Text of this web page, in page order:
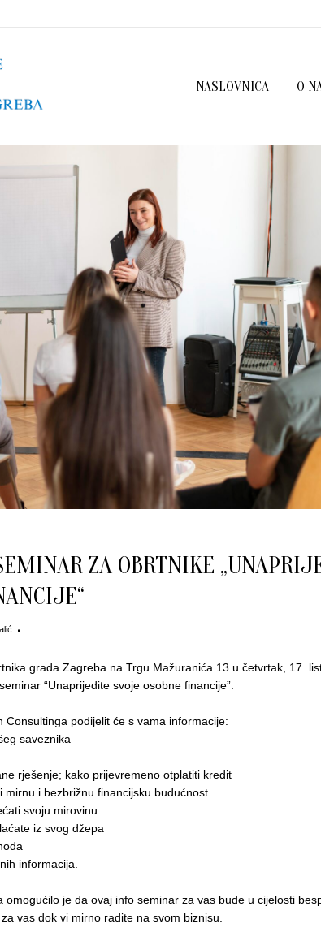
NASLOVNICA O
ZA OBRTNIKE
grada Zagreba na Trgu Mažuranića 13 u četvrtak, 17.
“Unaprijedite svoje osobne financije”.
Consultinga podijelit će s vama informacije:
saveznika
rješenje; kako prijevremeno otplatiti kredit
mirnu i bezbrižnu financijsku budućnost
svoju mirovinu
iz svog džepa
informacija.
je da ovaj info seminar za vas bude u cijelosti
vas dok vi mirno radite na svom biznisu.